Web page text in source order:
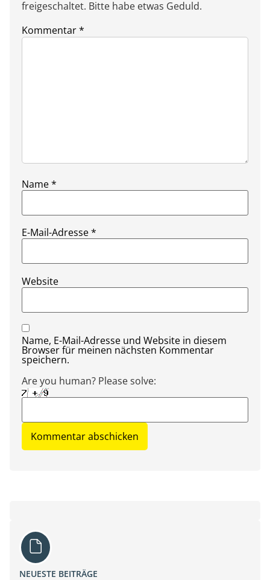
freigeschaltet. Bitte habe etwas Geduld.
Kommentar*
Name*
E-Mail-Adresse*
Website
Name, E-Mail-Adresse und Website in diesem
Browser für meinen nächsten Kommentar
speichern.
Are you human? Please solve:
NEUESTE BEITRÄGE